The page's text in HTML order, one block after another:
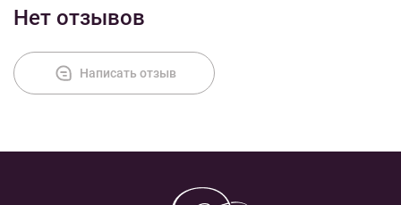
Нет отзывов
Написать отзыв